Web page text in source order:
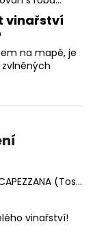
vinařství
na mapě, je
Olio Extravergine d´Oliva, CAPEZZANA (Toskánsko) - 0,5 l
hvězdiček.
vinařství!